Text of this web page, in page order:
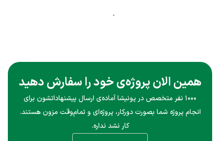
همین الان پروژه‌ی خود را سفارش دهید
۱۰۰۰ نفر متخصص در پونیشا آماده‌ی ارسال پیشنهاداتشون برای
انجام پروژه شما بصورت دورکار، پروژه‌ای و تمام‌وقت مزون هستند.
کار نشد نداره.